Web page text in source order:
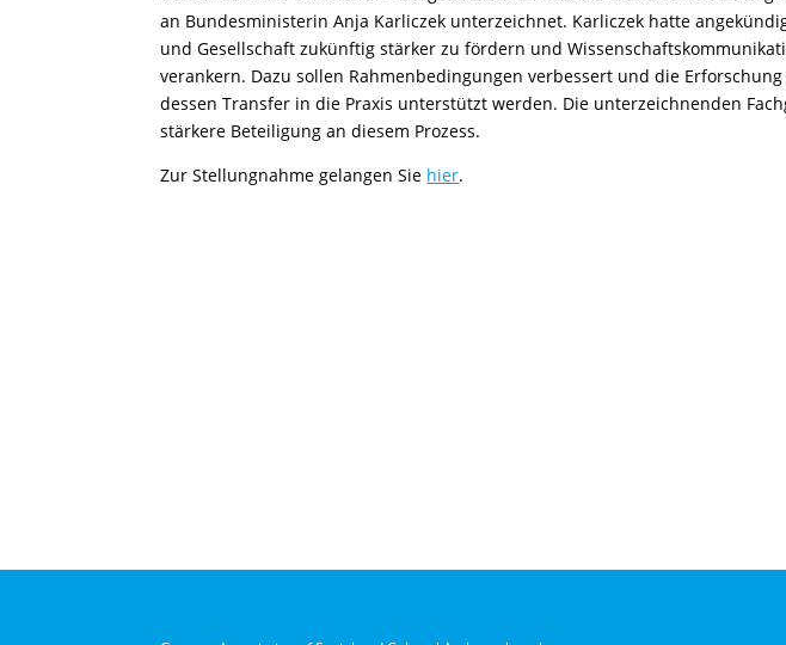
an Bundesministerin Anja Karliczek unterzeichnet. Karliczek hatte
und Gesellschaft zukünftig stärker zu fördern und
verankern. Dazu sollen Rahmenbedingungen verbessert und die
dessen Transfer in die Praxis unterstützt werden. Die unterzeichnenden
stärkere Beteiligung an diesem Prozess.
Zur Stellungnahme gelangen Sie hier.